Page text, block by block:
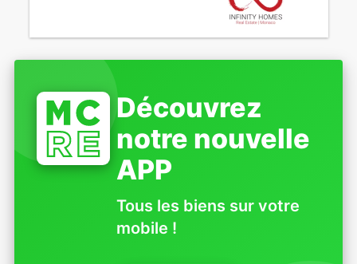
Découvrez
notre nouvelle
APP
Tous les biens sur votre
mobile !